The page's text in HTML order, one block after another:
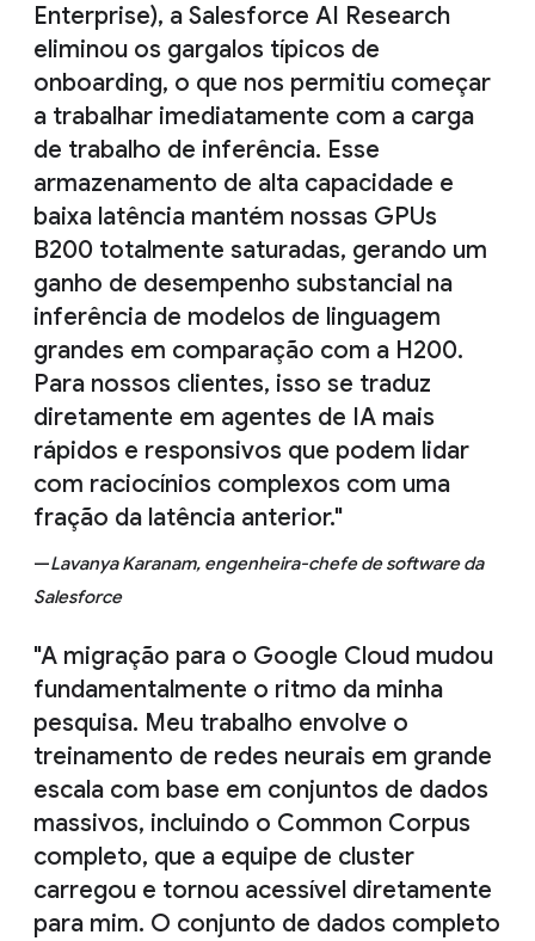
Enterprise), a Salesforce AI Research
eliminou os gargalos típicos de
onboarding, o que nos permitiu começar
a trabalhar imediatamente com a carga
de trabalho de inferência. Esse
armazenamento de alta capacidade e
baixa latência mantém nossas GPUs
B200 totalmente saturadas, gerando um
ganho de desempenho substancial na
inferência de modelos de linguagem
grandes em comparação com a H200.
Para nossos clientes, isso se traduz
diretamente em agentes de IA mais
rápidos e responsivos que podem lidar
com raciocínios complexos com uma
fração da latência anterior."
—Lavanya Karanam, engenheira-chefe de software da
Salesforce
"A migração para o Google Cloud mudou
fundamentalmente o ritmo da minha
pesquisa. Meu trabalho envolve o
treinamento de redes neurais em grande
escala com base em conjuntos de dados
massivos, incluindo o Common Corpus
completo, que a equipe de cluster
carregou e tornou acessível diretamente
para mim. O conjunto de dados completo